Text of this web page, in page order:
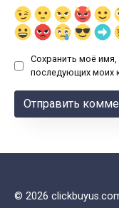
Сохранить моё имя,
последующих моих
© 2026